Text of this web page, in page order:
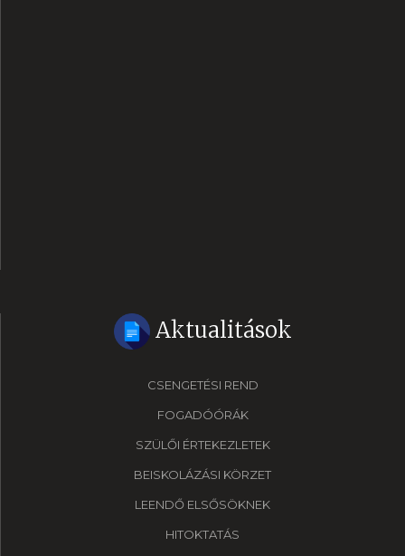
Aktualitások
CSENGETÉSI REND
FOGADÓÓRÁK
SZÜLŐI ÉRTEKEZLETEK
BEISKOLÁZÁSI KÖRZET
LEENDŐ ELSŐSÖKNEK
HITOKTATÁS